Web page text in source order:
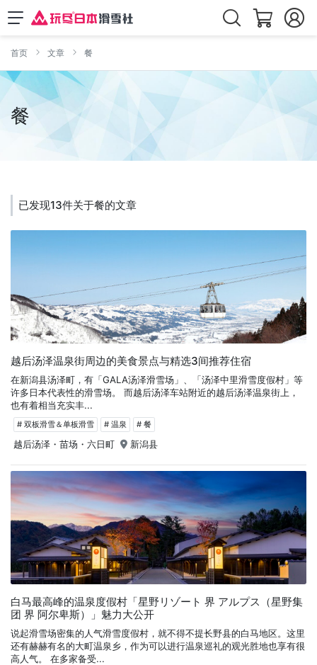
首页 文章 餐
餐
已发现13件关于餐的文章
越后汤泽温泉街周边的美食景点与精选3间推荐住宿
在新潟县汤泽町，有「GALA汤泽滑雪场」、「汤泽中里滑雪度假村」等
许多日本代表性的滑雪场。 而越后汤泽车站附近的越后汤泽温泉街上，
也有着相当充实丰...
# 双板滑雪＆单板滑雪 # 温泉 # 餐
越后汤泽・苗场・六日町 新潟县
白马最高峰的温泉度假村「星野リゾート 界 アルプス（星野集
团 界 阿尔卑斯）」魅力大公开
说起滑雪场密集的人气滑雪度假村，就不得不提长野县的白马地区。这里
还有赫赫有名的大町温泉乡，作为可以进行温泉巡礼的观光胜地也享有很
高人气。 在多家备受...